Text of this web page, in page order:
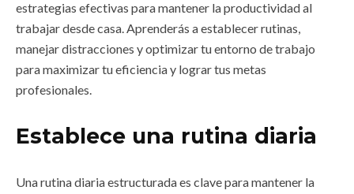
estrategias efectivas para mantener la productividad al
trabajar desde casa. Aprenderás a establecer rutinas,
manejar distracciones y optimizar tu entorno de trabajo
para maximizar tu eficiencia y lograr tus metas
profesionales.
Establece una rutina diaria
Una rutina diaria estructurada es clave para mantener la